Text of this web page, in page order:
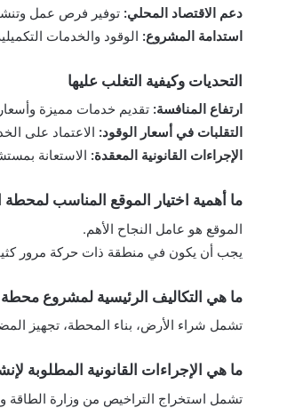
دعم الاقتصاد المحلي: توفير فرص عمل
استدامة المشروع: الوقود والخدمات
التحديات وكيفية التغلب عليها
ارتفاع المنافسة: تقديم خدمات مميزة
التقلبات في أسعار الوقود: الاعتماد على
الإجراءات القانونية المعقدة: الاستعانة
ما أهمية اختيار الموقع المناسب لمحطة
الموقع هو عامل النجاح الأهم.
يجب أن يكون في منطقة ذات حركة مرور
ما هي التكاليف الرئيسية لمشروع محطة
تشمل شراء الأرض، بناء المحطة، تجهيز
ما هي الإجراءات القانونية المطلوبة
تشمل استخراج التراخيص من وزارة الطاقة